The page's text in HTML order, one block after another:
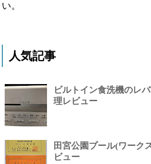
い。
人気記事
ビルトイン食洗機のレ
理レビュー
田宮公園プール(ワーク
ビュー